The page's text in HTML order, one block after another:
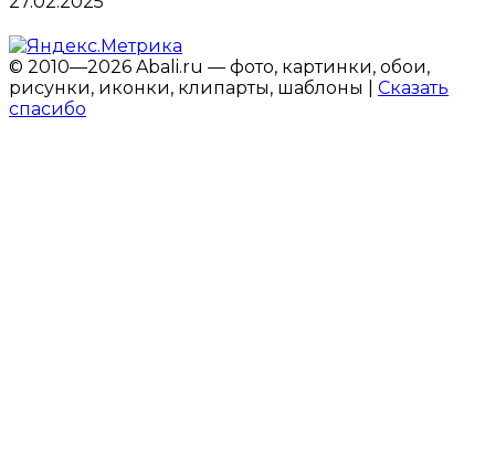
© 2010—2026 Abali.ru — фото, картинки, обои,
рисунки, иконки, клипарты, шаблоны | Сказать
спасибо